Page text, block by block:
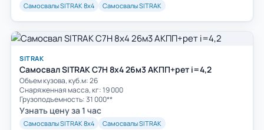
Самосвалы SITRAK 8х4 Самосвалы SITRAK
SITRAK
Самосвал SITRAK C7H 8x4 26м3 АКПП+рет i=4,2
Объем кузова, куб.м: 26
Cнаряженная масса, кг: 19 000
Грузоподъемность: 31 000**
Узнать цену за 1 час
Самосвалы SITRAK 8х4 Самосвалы SITRAK